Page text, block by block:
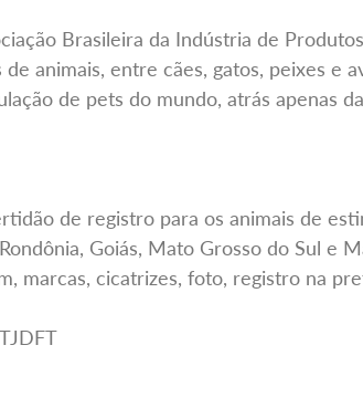
Brasileira da Indústria de
animais, entre cães, gatos, peixes e
de pets do mundo, atrás apenas
de registro para os animais de
Goiás, Mato Grosso do Sul e
marcas, cicatrizes, foto, registro na